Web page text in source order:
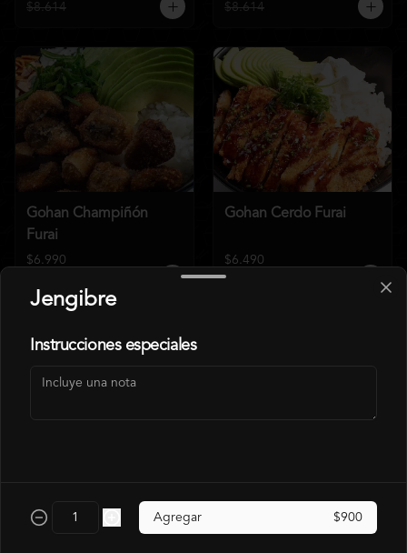
$8.614
$8.614
Gohan Champiñón
Furai
$6.990
Gohan Cerdo Furai
$6.490
$7.990
Jengibre
Instrucciones especiales
Agregar $900